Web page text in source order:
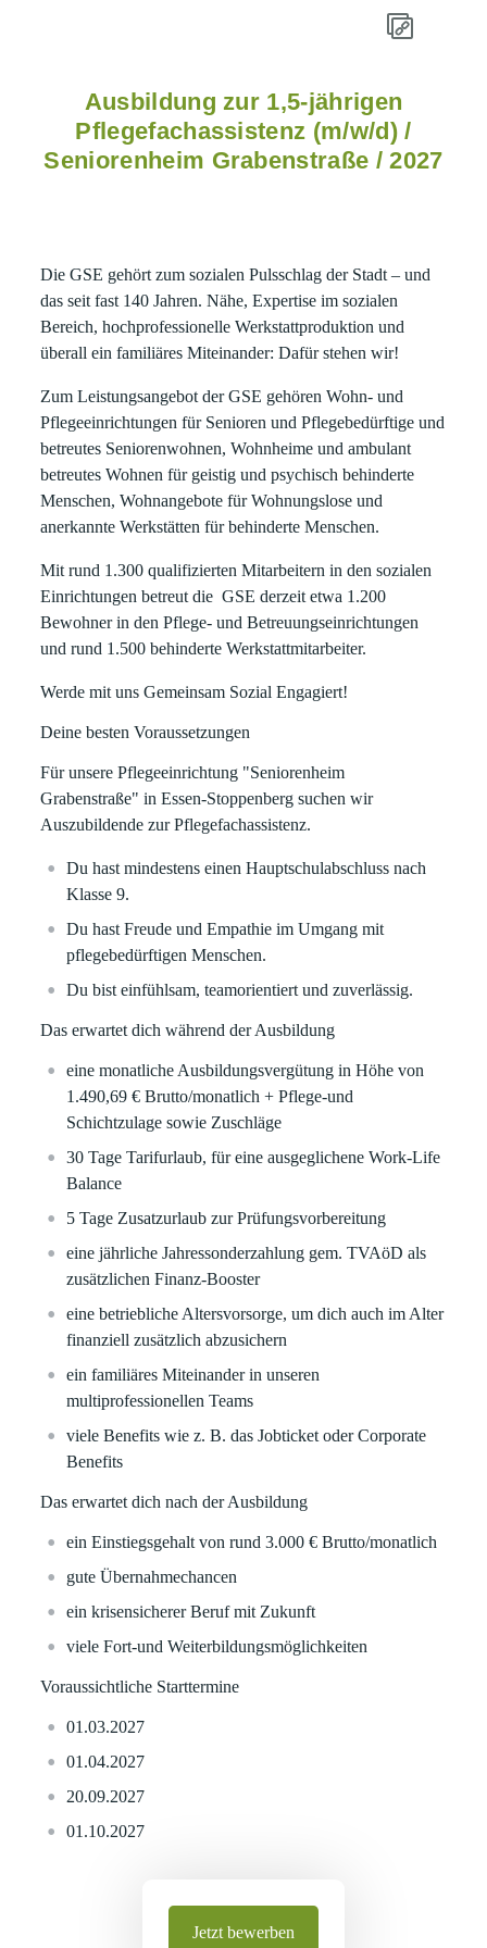
Ausbildung zur 1,5-jährigen
Pflegefachassistenz (m/w/d) /
Seniorenheim Grabenstraße / 2027
Die GSE gehört zum sozialen Pulsschlag der Stadt – und
das seit fast 140 Jahren. Nähe, Expertise im sozialen
Bereich, hochprofessionelle Werkstattproduktion und
überall ein familiäres Miteinander: Dafür stehen wir!
Zum Leistungsangebot der GSE gehören Wohn- und
Pflegeeinrichtungen für Senioren und Pflegebedürftige und
betreutes Seniorenwohnen, Wohnheime und ambulant
betreutes Wohnen für geistig und psychisch behinderte
Menschen, Wohnangebote für Wohnungslose und
anerkannte Werkstätten für behinderte Menschen.
Mit rund 1.300 qualifizierten Mitarbeitern in den sozialen
Einrichtungen betreut die GSE derzeit etwa 1.200
Bewohner in den Pflege- und Betreuungseinrichtungen
und rund 1.500 behinderte Werkstattmitarbeiter.
Werde mit uns Gemeinsam Sozial Engagiert!
Deine besten Voraussetzungen
Für unsere Pflegeeinrichtung "Seniorenheim
Grabenstraße" in Essen-Stoppenberg suchen wir
Auszubildende zur Pflegefachassistenz.
Du hast mindestens einen Hauptschulabschluss nach
Klasse 9.
Du hast Freude und Empathie im Umgang mit
pflegebedürftigen Menschen.
Du bist einfühlsam, teamorientiert und zuverlässig.
Das erwartet dich während der Ausbildung
eine monatliche Ausbildungsvergütung in Höhe von
1.490,69 € Brutto/monatlich + Pflege-und
Schichtzulage sowie Zuschläge
30 Tage Tarifurlaub, für eine ausgeglichene Work-Life
Balance
5 Tage Zusatzurlaub zur Prüfungsvorbereitung
eine jährliche Jahressonderzahlung gem. TVAöD als
zusätzlichen Finanz-Booster
eine betriebliche Altersvorsorge, um dich auch im Alter
finanziell zusätzlich abzusichern
ein familiäres Miteinander in unseren
multiprofessionellen Teams
viele Benefits wie z. B. das Jobticket oder Corporate
Benefits
Das erwartet dich nach der Ausbildung
ein Einstiegsgehalt von rund 3.000 € Brutto/monatlich
gute Übernahmechancen
ein krisensicherer Beruf mit Zukunft
viele Fort-und Weiterbildungsmöglichkeiten
Voraussichtliche Starttermine
01.03.2027
01.04.2027
20.09.2027
01.10.2027
Jetzt bewerben